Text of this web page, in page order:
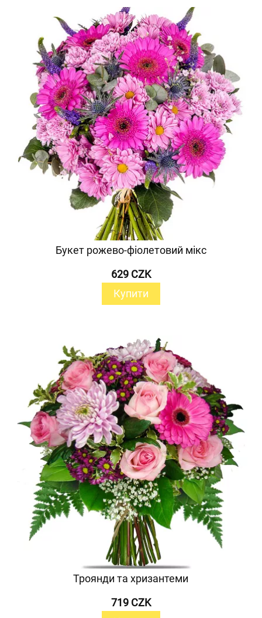
Букет рожево-фіолетовий мікс
629 CZK
Купити
Троянди та хризантеми
719 CZK